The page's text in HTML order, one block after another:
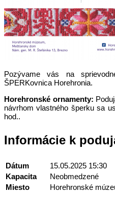
Pozývame vás na
ŠPERKovnica Horehronia.
Horehronské ornamenty:
návrhom vlastného šperku sa
hod..
Informácie k
Dátum
15.05.2025 15:30
Kapacita
Neobmedzené
Miesto
Horehronské